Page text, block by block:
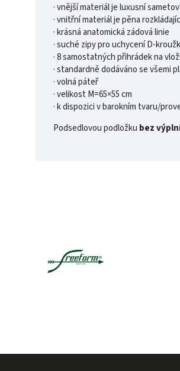
· vnější materiál je luxusní
· vnitřní materiál je pěna
· krásná anatomická zádová linie
· suché zipy pro uchycení D-
· 8 samostatných přihrádek na
· standardně dodáváno se všemi
· volná páteř
· velikost M=65×55 cm
· k dispozici v barokním tvaru/
Podsedlovou podložku bez